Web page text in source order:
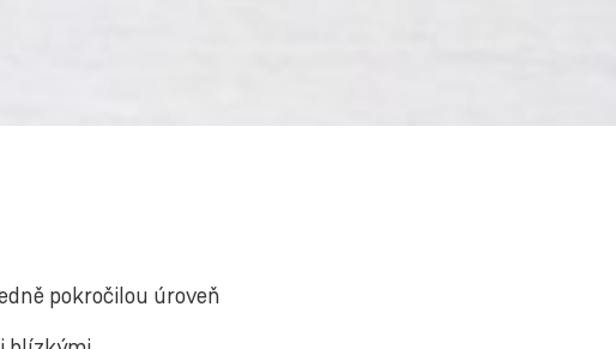
pokročilou úroveň